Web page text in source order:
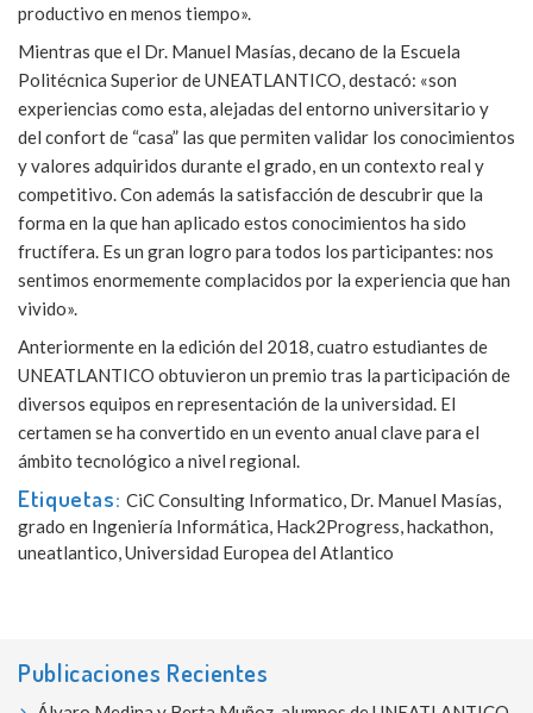
productivo en menos tiempo».
Mientras que el Dr. Manuel Masías, decano de la Escuela
Politécnica Superior de UNEATLANTICO, destacó: «son
experiencias como esta, alejadas del entorno universitario y
del confort de “casa” las que permiten validar los conocimientos
y valores adquiridos durante el grado, en un contexto real y
competitivo. Con además la satisfacción de descubrir que la
forma en la que han aplicado estos conocimientos ha sido
fructífera. Es un gran logro para todos los participantes: nos
sentimos enormemente complacidos por la experiencia que han
vivido».
Anteriormente en la edición del 2018, cuatro estudiantes de
UNEATLANTICO obtuvieron un premio tras la participación de
diversos equipos en representación de la universidad. El
certamen se ha convertido en un evento anual clave para el
ámbito tecnológico a nivel regional.
Etiquetas:CiC Consulting Informatico Dr. Manuel Masías
grado en Ingeniería Informática Hack2Progress hackathon
uneatlantico Universidad Europea del Atlantico
Publicaciones Recientes